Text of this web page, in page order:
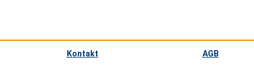
Kontakt
AGB